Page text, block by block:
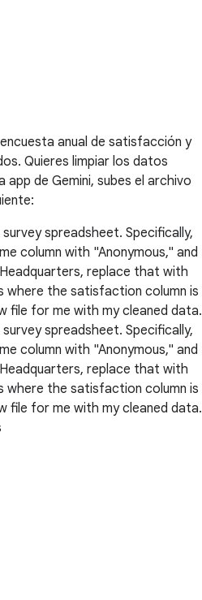
anual de satisfacción y
Quieres limpiar los datos
app de Gemini, subes el archivo
spreadsheet. Specifically,
column with "Anonymous," and
replace that with
where the satisfaction column is
file for me with my cleaned data.
spreadsheet. Specifically,
column with "Anonymous," and
replace that with
where the satisfaction column is
file for me with my cleaned data.